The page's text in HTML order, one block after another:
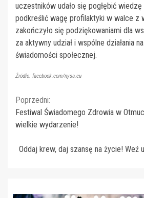
uczestników udało się pogłębić
podkreślić wagę profilaktyki w walce z
zakończyło się podziękowaniami dla
za aktywny udział i wspólne działania
świadomości społecznej.
Źródło: facebook.com/nysa.eu
Continue
Reading
Poprzedni:
Festiwal Świadomego Zdrowia w
wielkie wydarzenie!
Oddaj krew, daj szansę na życie! Weź